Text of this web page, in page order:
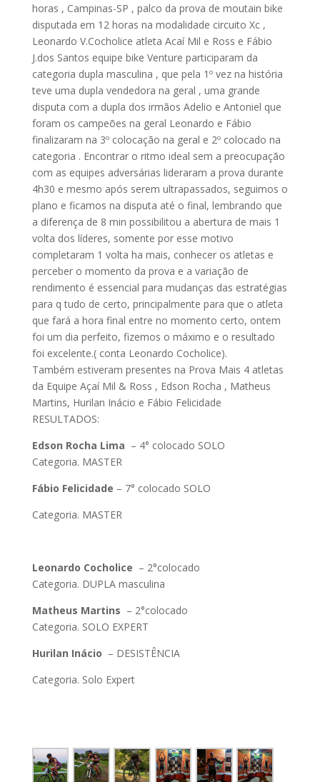
horas , Campinas-SP , palco da prova de moutain bike
disputada em 12 horas na modalidade circuito Xc ,
Leonardo V.Cocholice atleta Acaí Mil e Ross e Fábio
J.dos Santos equipe bike Venture participaram da
categoria dupla masculina , que pela 1º vez na história
teve uma dupla vendedora na geral , uma grande
disputa com a dupla dos irmãos Adelio e Antoniel que
foram os campeões na geral Leonardo e Fábio
finalizaram na 3º colocação na geral e 2º colocado na
categoria . Encontrar o ritmo ideal sem a preocupação
com as equipes adversárias lideraram a prova durante
4h30 e mesmo após serem ultrapassados, seguimos o
plano e ficamos na disputa até o final, lembrando que
a diferença de 8 min possibilitou a abertura de mais 1
volta dos líderes, somente por esse motivo
completaram 1 volta ha mais, conhecer os atletas e
perceber o momento da prova e a variação de
rendimento é essencial para mudanças das estratégias
para q tudo de certo, principalmente para que o atleta
que fará a hora final entre no momento certo, ontem
foi um dia perfeito, fizemos o máximo e o resultado
foi excelente.( conta Leonardo Cocholice).
Também estiveram presentes na Prova Mais 4 atletas
da Equipe Açaí Mil & Ross , Edson Rocha , Matheus
Martins, Hurilan Inácio e Fábio Felicidade
RESULTADOS:
Edson Rocha Lima – 4° colocado SOLO
Categoria. MASTER
Fábio Felicidade – 7° colocado SOLO
Categoria. MASTER
Leonardo Cocholice – 2°colocado
Categoria. DUPLA masculina
Matheus Martins – 2°colocado
Categoria. SOLO EXPERT
Hurilan Inácio – DESISTÊNCIA
Categoria. Solo Expert